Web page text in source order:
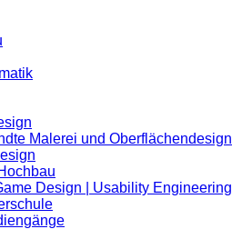
Malerei und Oberflächendesign
Design | Usability Engineering